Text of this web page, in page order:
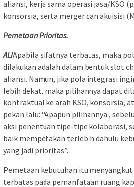
aliansi, kerja sama operasi jasa/KSO
konsorsia, serta merger dan akuisisi
Pemetaan Prioritas.
ALIApabila sifatnya terbatas, maka
dilakukan adalah dalam bentuk slot
aliansi. Namun, jika pola integrasi
lebih dekat, maka pilihannya dapat
kontraktual ke arah KSO, konsorsia,
pekan lalu: “Apapun pilihannya ,
aksi penentuan tipe-tipe kolaborasi,
baik mempetakan terlebih dahulu
yang jadi prioritas”.
Pemetaan kebutuhan itu
terbatas pada pemanfataan ruang